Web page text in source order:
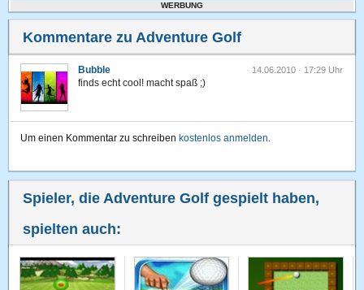
WERBUNG
Kommentare zu Adventure Golf
Bubble 14.06.2010 · 17:29 Uhr
finds echt cool! macht spaß ;)
Um einen Kommentar zu schreiben kostenlos anmelden.
Spieler, die Adventure Golf gespielt haben,
spielten auch: